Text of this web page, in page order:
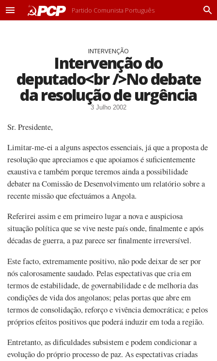
M
Partido Comunista Português
P
INTERVENÇÃO
Intervenção do
deputado<br />No debate
da resolução de urgência
3 Julho 2002
Sr. Presidente,
Limitar-me-ei a alguns aspectos essenciais, já que a proposta de
resolução que apreciamos e que apoiamos é suficientemente
exaustiva e também porque teremos ainda a possibilidade
debater na Comissão de Desenvolvimento um relatório sobre a
recente missão que efectuámos a Angola.
Referirei assim e em primeiro lugar a nova e auspiciosa
situação política que se vive neste país onde, finalmente e após
décadas de guerra, a paz parece ser finalmente irreversível.
Este facto, extremamente positivo, não pode deixar de ser por
nós calorosamente saudado. Pelas espectativas que cria em
termos de estabilidade, de governabilidade e de melhoria das
condições de vida dos angolanos; pelas portas que abre em
termos de consolidação, reforço e vivência democrática; e pelos
próprios efeitos positivos que poderá induzir em toda a região.
Entretanto, as dificuldades subsistem e podem condicionar a
evolução do próprio processo de paz. As espectativas criadas